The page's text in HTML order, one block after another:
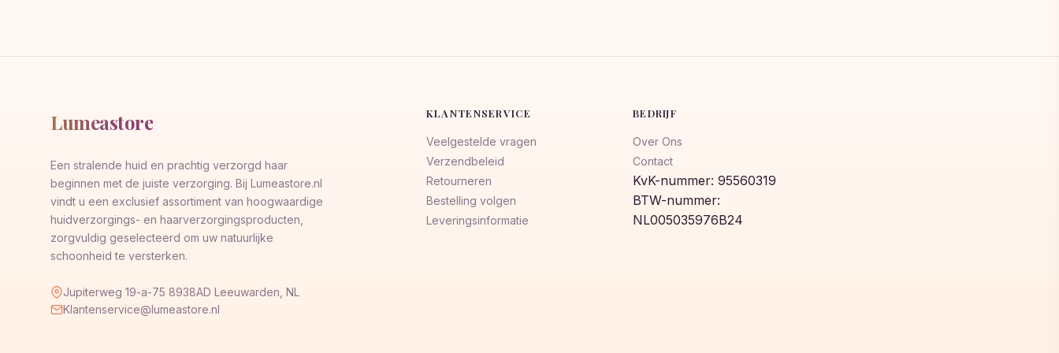
Lumeastore
Een stralende huid en prachtig verzorgd haar
beginnen met de juiste verzorging. Bij Lumeastore.nl
vindt u een exclusief assortiment van hoogwaardige
huidverzorgings- en haarverzorgingsproducten,
zorgvuldig geselecteerd om uw natuurlijke
schoonheid te versterken.
Jupiterweg 19-a-75 8938AD Leeuwarden, NL
Klantenservice@lumeastore.nl
KLANTENSERVICE
Veelgestelde vragen
Verzendbeleid
Retourneren
Bestelling volgen
Leveringsinformatie
BEDRIJF
Over Ons
Contact
KvK-nummer: 95560319
BTW-nummer:
NL005035976B24